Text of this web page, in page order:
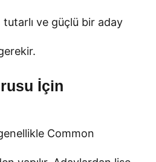
tutarlı ve güçlü bir aday
İçin
Common